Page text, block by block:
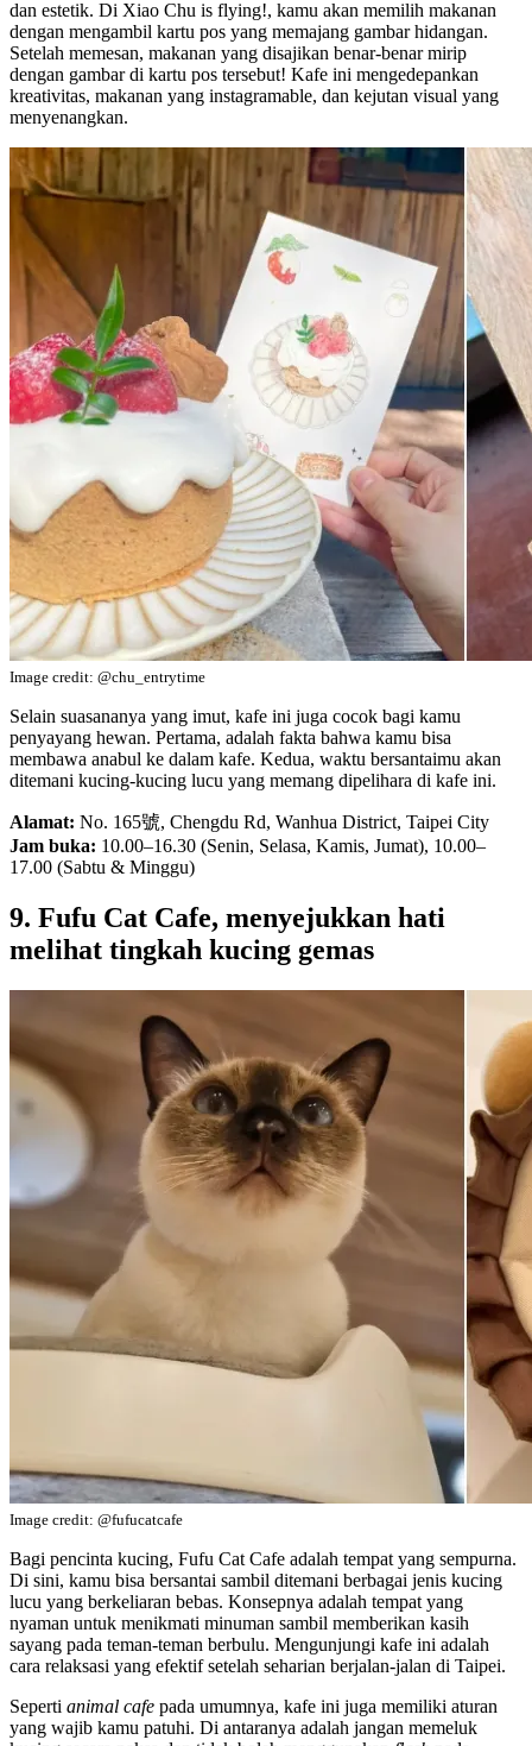
dan estetik. Di Xiao Chu is flying!, kamu akan memilih makanan
dengan mengambil kartu pos yang memajang gambar hidangan.
Setelah memesan, makanan yang disajikan benar-benar mirip
dengan gambar di kartu pos tersebut! Kafe ini mengedepankan
kreativitas, makanan yang instagramable, dan kejutan visual yang
menyenangkan.
Image credit: @chu_entrytime
Selain suasananya yang imut, kafe ini juga cocok bagi kamu
penyayang hewan. Pertama, adalah fakta bahwa kamu bisa
membawa anabul ke dalam kafe. Kedua, waktu bersantaimu akan
ditemani kucing-kucing lucu yang memang dipelihara di kafe ini.
Alamat: No. 165號, Chengdu Rd, Wanhua District, Taipei City
Jam buka: 10.00–16.30 (Senin, Selasa, Kamis, Jumat), 10.00–
17.00 (Sabtu & Minggu)
9. Fufu Cat Cafe, menyejukkan hati
melihat tingkah kucing gemas
Image credit: @fufucatcafe
Bagi pencinta kucing, Fufu Cat Cafe adalah tempat yang sempurna.
Di sini, kamu bisa bersantai sambil ditemani berbagai jenis kucing
lucu yang berkeliaran bebas. Konsepnya adalah tempat yang
nyaman untuk menikmati minuman sambil memberikan kasih
sayang pada teman-teman berbulu. Mengunjungi kafe ini adalah
cara relaksasi yang efektif setelah seharian berjalan-jalan di Taipei.
Seperti animal cafe pada umumnya, kafe ini juga memiliki aturan
yang wajib kamu patuhi. Di antaranya adalah jangan memeluk